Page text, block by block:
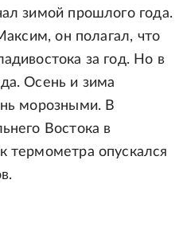
зимой прошлого года.
он полагал, что
за год. Но в
Осень и зима
морозными. В
Востока в
термометра опускался